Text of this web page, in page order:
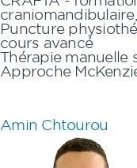
Puncture
cours avancé
Thérapie manuelle
Approche
Amin Chtourou